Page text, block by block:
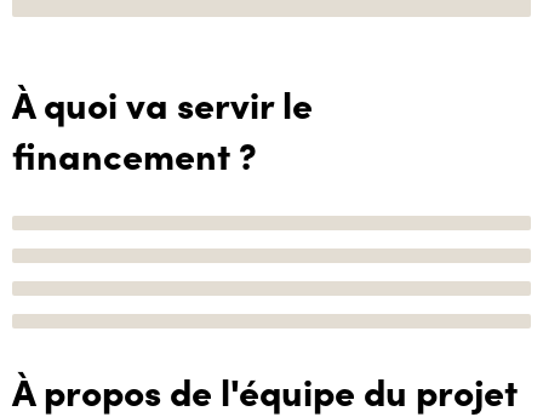
À quoi va servir le
financement ?
À propos de l'équipe du projet